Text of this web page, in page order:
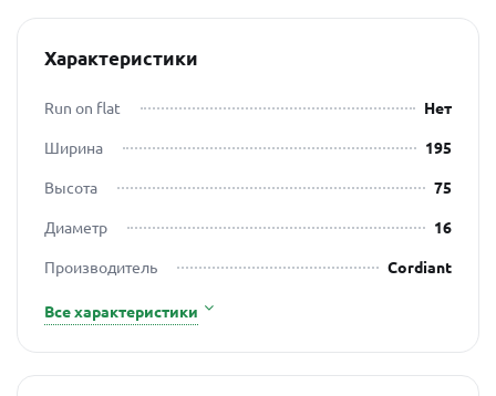
Характеристики
Run on flat
Нет
Ширина
195
Высота
75
Диаметр
16
Производитель
Cordiant
Все характеристики